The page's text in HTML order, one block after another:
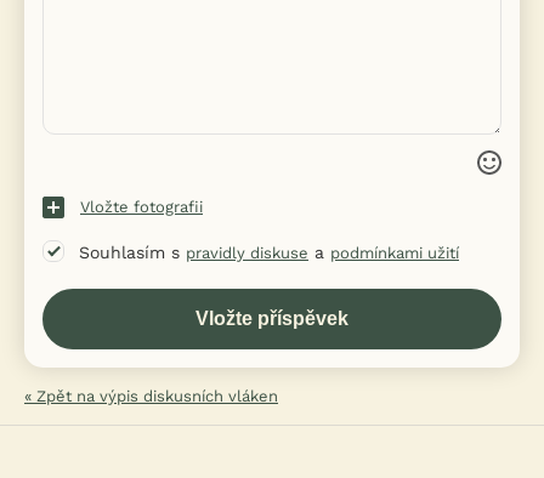
Vložte fotografii
Souhlasím s pravidly diskuse a podmínkami užití
« Zpět na výpis diskusních vláken